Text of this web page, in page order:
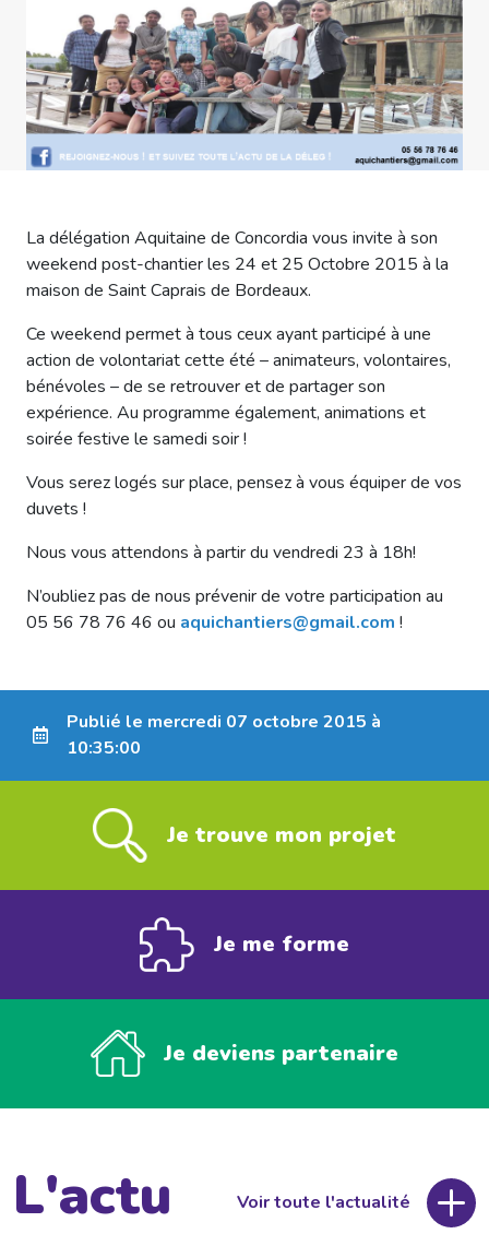
La délégation Aquitaine de Concordia vous invite à son
weekend post-chantier les 24 et 25 Octobre 2015 à la
maison de Saint Caprais de Bordeaux.
Ce weekend permet à tous ceux ayant participé à une
action de volontariat cette été – animateurs, volontaires,
bénévoles – de se retrouver et de partager son
expérience. Au programme également, animations et
soirée festive le samedi soir !
Vous serez logés sur place, pensez à vous équiper de vos
duvets !
Nous vous attendons à partir du vendredi 23 à 18h!
N’oubliez pas de nous prévenir de votre participation au
05 56 78 76 46 ou aquichantiers@gmail.com !
Publié le mercredi 07 octobre 2015 à
10:35:00
Je trouve mon projet
Je me forme
Je deviens partenaire
L'actu Voir toute l'actualité